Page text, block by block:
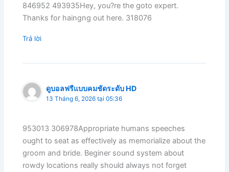
846952 493935Hey, you?re the goto expert.
Thanks for haingng out here. 318076
Trả lời
ดูบอลฟรีแบบคมชัดระดับ HD
13 Tháng 6, 2026 tại 05:36
953013 306978Appropriate humans speeches
ought to seat as effectively as memorialize about the
groom and bride. Beginer sound system about
rowdy locations really should always not forget